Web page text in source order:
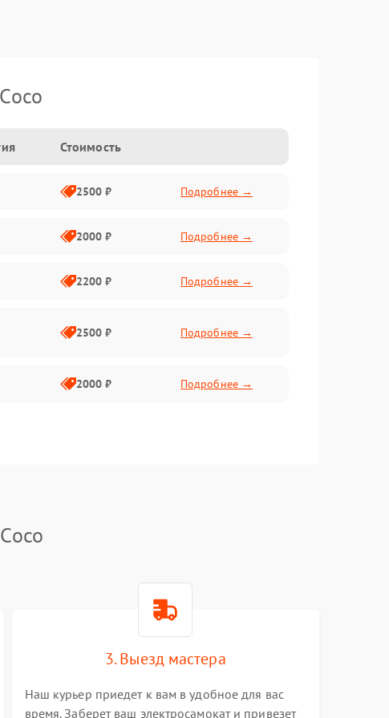
Стоимость
2500 ₽ Подробнее →
2000 ₽ Подробнее →
2200 ₽ Подробнее →
2500 ₽ Подробнее →
2000 ₽ Подробнее →
3. Выезд мастера
Наш курьер приедет к вам в удобное для вас
время. Заберет ваш электросамокат и привезет